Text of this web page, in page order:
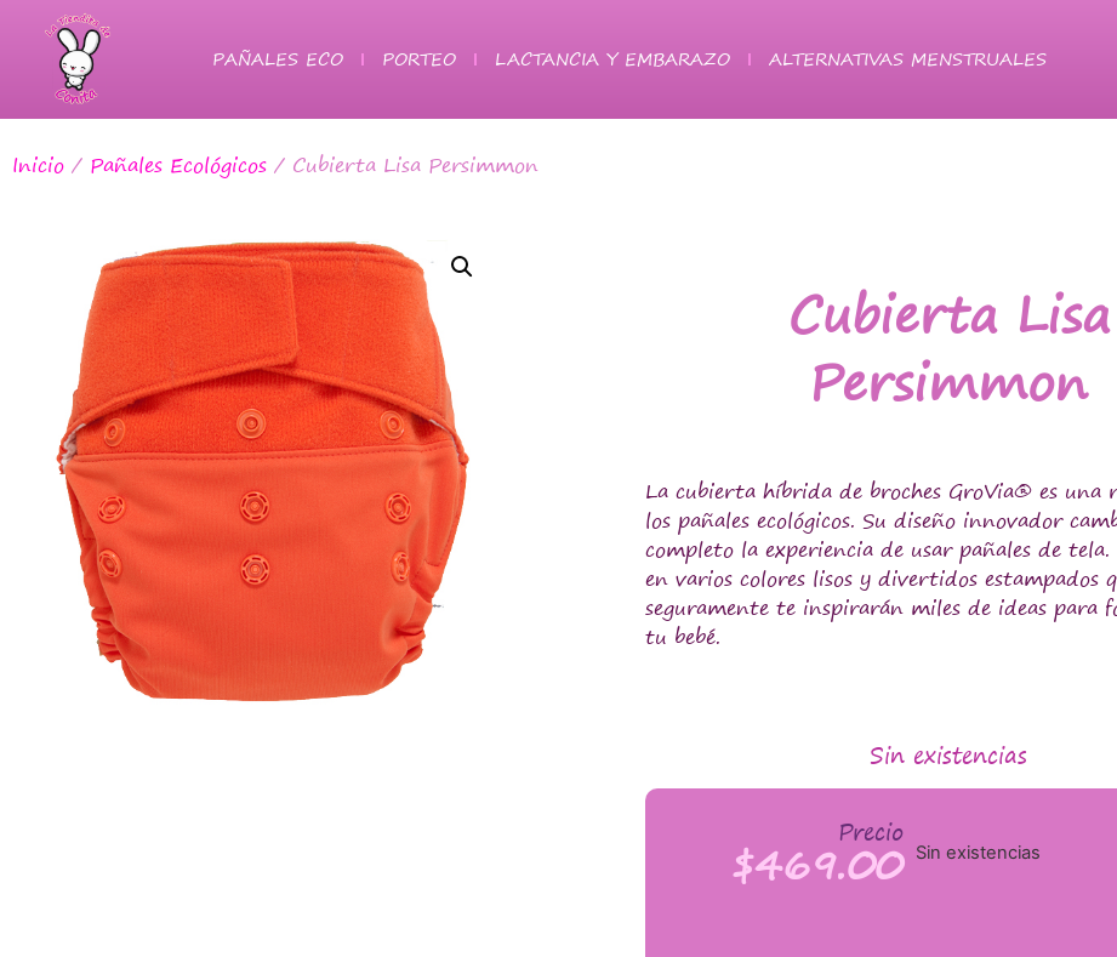
PAÑALES ECO PORTEO LACTANCIA Y EMBARAZO ALTERNATIVAS MENSTRUALES
Inicio / Pañales Ecológicos / Cubierta Lisa Persimmon
Cubierta Lisa
Persimmon
La cubierta híbrida de broches GroVia® es una
los pañales ecológicos. Su diseño innovador
completo la experiencia de usar pañales de
en varios colores lisos y divertidos estampados
seguramente te inspirarán miles de ideas para
tu bebé.
Sin existencias
Precio
$469.00 Sin existencias